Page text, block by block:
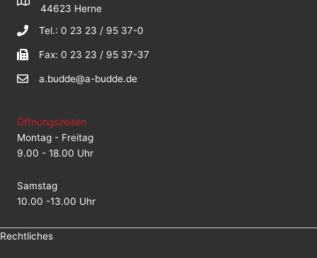
44623 Herne
Tel.: 0 23 23 / 95 37-0
Fax: 0 23 23 / 95 37-37
a.budde@a-budde.de
Öffnungszeiten
Montag - Freitag
9.00 - 18.00 Uhr
Samstag
10.00 -13.00 Uhr
Rechtliches